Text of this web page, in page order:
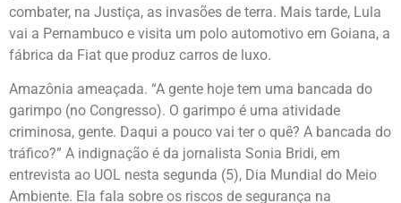
combater, na Justiça, as invasões de terra. Mais tarde, Lula
vai a Pernambuco e visita um polo automotivo em Goiana, a
fábrica da Fiat que produz carros de luxo.
Amazônia ameaçada. “A gente hoje tem uma bancada do
garimpo (no Congresso). O garimpo é uma atividade
criminosa, gente. Daqui a pouco vai ter o quê? A bancada do
tráfico?” A indignação é da jornalista Sonia Bridi, em
entrevista ao UOL nesta segunda (5), Dia Mundial do Meio
Ambiente. Ela fala sobre os riscos de segurança na